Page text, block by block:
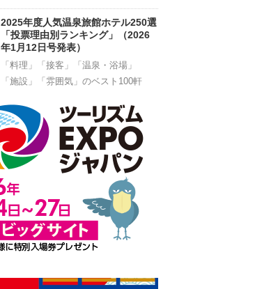
2025年度人気温泉旅館ホテル250選
「投票理由別ランキング」（2026
年1月12日号発表）
「料理」「接客」「温泉・浴場」
「施設」「雰囲気」のベスト100軒